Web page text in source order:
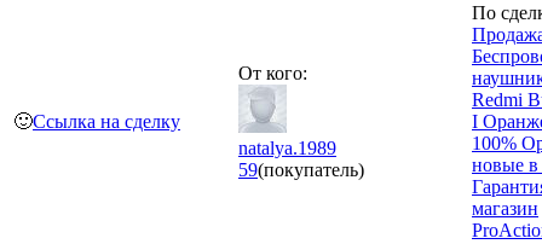
🙂Ссылка на сделку
От кого:
natalya.1989
59(покупатель)
По
Redmi
I
100%
новые в
магазин